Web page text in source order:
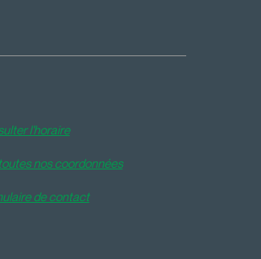
l'horaire
nos coordonnées
de contact